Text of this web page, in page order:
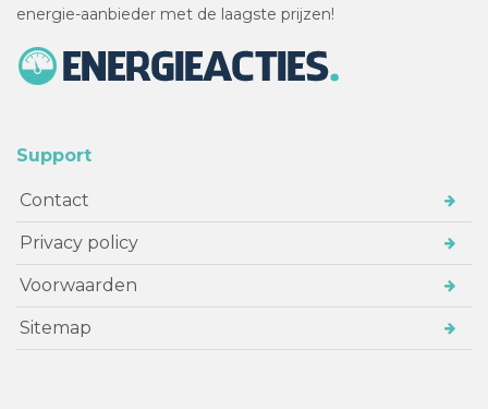
energie-aanbieder met de laagste prijzen!
Support
Contact
Privacy policy
Voorwaarden
Sitemap